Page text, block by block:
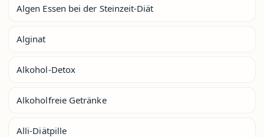
Algen Essen bei der Steinzeit-Diät
Alginat
Alkohol-Detox
Alkoholfreie Getränke
Alli-Diätpille